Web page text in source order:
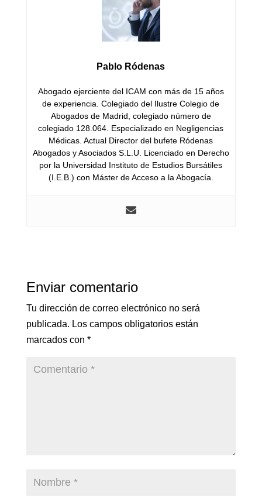
Pablo Ródenas
Abogado ejerciente del ICAM con más de 15 años
de experiencia. Colegiado del Ilustre Colegio de
Abogados de Madrid, colegiado número de
colegiado 128.064. Especializado en Negligencias
Médicas. Actual Director del bufete Ródenas
Abogados y Asociados S.L.U. Licenciado en Derecho
por la Universidad Instituto de Estudios Bursátiles
(I.E.B.) con Máster de Acceso a la Abogacía.
Enviar comentario
Tu dirección de correo electrónico no será
publicada. Los campos obligatorios están
marcados con *